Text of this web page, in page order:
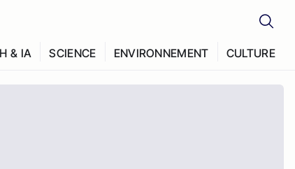
& IA SCIENCE ENVIRONNEMENT CULTURE